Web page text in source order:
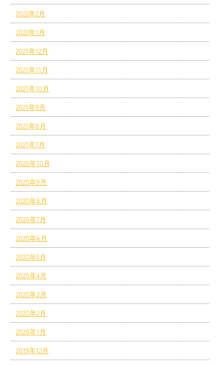
2022年2月
2022年1月
2021年12月
2021年11月
2021年10月
2021年9月
2021年8月
2021年7月
2020年10月
2020年9月
2020年8月
2020年7月
2020年6月
2020年5月
2020年4月
2020年3月
2020年2月
2020年1月
2019年12月